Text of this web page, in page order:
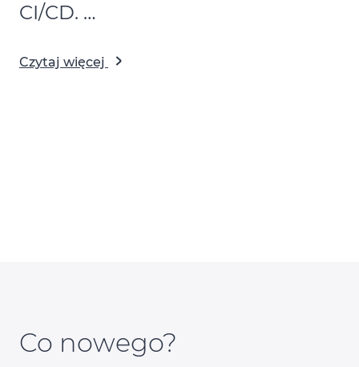
CI/CD. …
Czytaj więcej
Co nowego?